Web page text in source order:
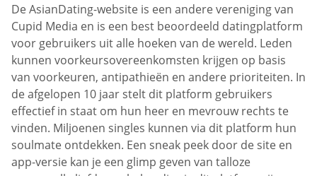
De AsianDating-website is een andere vereniging van
Cupid Media en is een best beoordeeld datingplatform
voor gebruikers uit alle hoeken van de wereld. Leden
kunnen voorkeursovereenkomsten krijgen op basis
van voorkeuren, antipathieën en andere prioriteiten. In
de afgelopen 10 jaar stelt dit platform gebruikers
effectief in staat om hun heer en mevrouw rechts te
vinden. Miljoenen singles kunnen via dit platform hun
soulmate ontdekken. Een sneak peek door de site en
app-versie kan je een glimp geven van talloze